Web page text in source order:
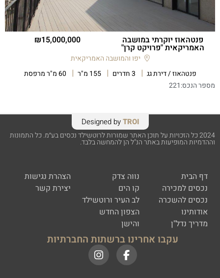
פנטהאוז יוקרתי במושבה
האמריקאית "פרויקט קרן"
15,000,000
יפו והמושבה האמריקאית
פנטהאוז / דירת גג
3 חדרים 155 מ"ר
60 מ"ר מרפסת
מספר הנכס:221
2024 כל הזכויות על תוכן האתר שמורות לרוטשילד נכסים בע״מ. כל התמונות
וההדמיות המופיעות באתר הנ"ל הן להמחשה בלבד.
Designed byTROI
דף הבית
נכסים למכירה
נכסים להשכרה
אודותינו
מדריך נדל"ן
נווה צדק
קו הים
לב העיר ורוטשילד
הצפון החדש
והישן
הצהרת נגישות
יצירת קשר
עקבו אחרינו ברשתות החברתיות